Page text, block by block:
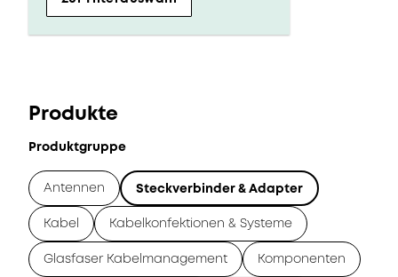
Produkte
Produktgruppe
Antennen Steckverbinder & Adapter
Kabel Kabelkonfektionen & Systeme
Glasfaser Kabelmanagement Komponenten